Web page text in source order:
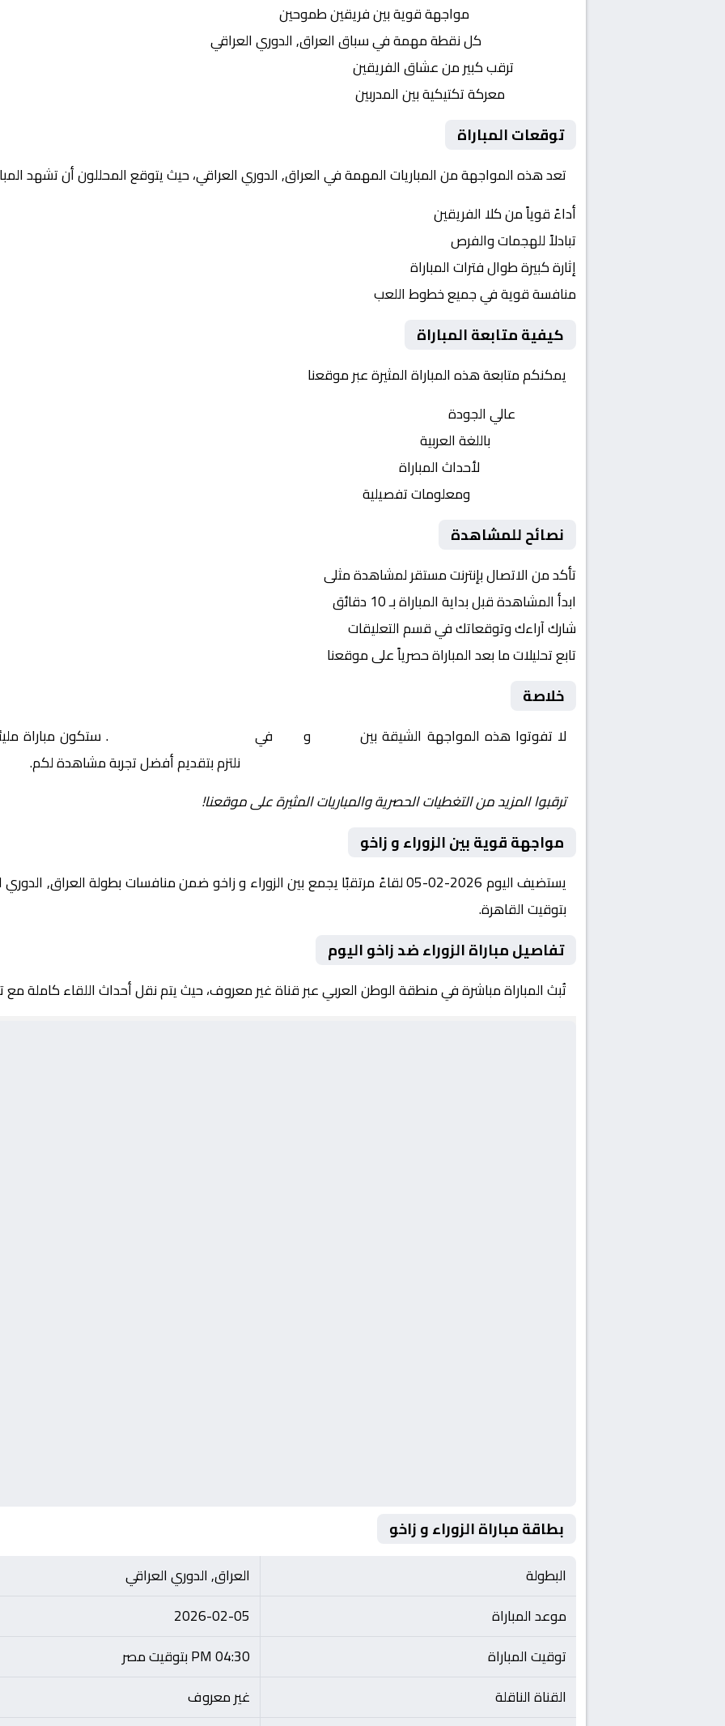
مواجهة قوية بين فريقين طموحين
كل نقطة مهمة في سباق العراق, الدوري العراقي
ترقب كبير من عشاق الفريقين
معركة تكتيكية بين المدربين
توقعات المباراة
تعد هذه المواجهة من المباريات المهمة في العراق, الدوري العراقي، حيث يتوقع المحللون أن تشهد
أداءً قوياً من كلا الفريقين
تبادلاً للهجمات والفرص
إثارة كبيرة طوال فترات المباراة
منافسة قوية في جميع خطوط اللعب
كيفية متابعة المباراة
يمكنكم متابعة هذه المباراة المثيرة عبر موقعنا
عالي الجودة
باللغة العربية
لأحداث المباراة
ومعلومات تفصيلية
نصائح للمشاهدة
تأكد من الاتصال بإنترنت مستقر لمشاهدة مثلى
ابدأ المشاهدة قبل بداية المباراة بـ 10 دقائق
شارك آراءك وتوقعاتك في قسم التعليقات
تابع تحليلات ما بعد المباراة حصرياً على موقعنا
خلاصة
لا تفوتوا هذه المواجهة الشيقة بين و في
. ستكون مباراة
نلتزم بتقديم أفضل تجربة مشاهدة لكم.
ترقبوا المزيد من التغطيات الحصرية والمباريات المثيرة على موقعنا!
مواجهة قوية بين الزوراء و زاخو
بتوقيت القاهرة.
تفاصيل مباراة الزوراء ضد زاخو اليوم
تُبث المباراة مباشرة في منطقة الوطن العربي عبر قناة غير معروف، حيث يتم نقل أحداث اللقاء كاملة
بطاقة مباراة الزوراء و زاخو
البطولة
العراق, الدوري العراقي
موعد المباراة
2026-02-05
توقيت المباراة
04:30 PM بتوقيت مصر
القناة الناقلة
غير معروف